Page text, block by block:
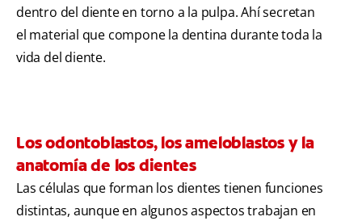
dentro del diente en torno a la pulpa. Ahí secretan
el material que compone la dentina durante toda la
vida del diente.
Los odontoblastos, los ameloblastos y la
anatomía de los dientes
Las células que forman los dientes tienen funciones
distintas, aunque en algunos aspectos trabajan en